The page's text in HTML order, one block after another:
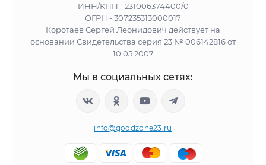
ИНН/КПП - 231006374400/0
ОГРН - 307235313000017
Коротаев Сергей Леонидович действует на
основании Свидетельства серия 23 № 006142816 от
10.05.2007
Мы в социальных сетях:
info@goodzone23.ru